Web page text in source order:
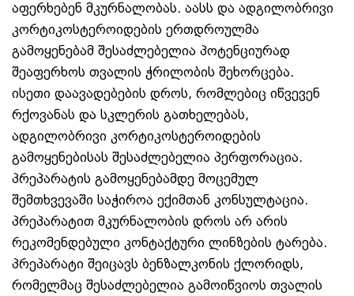
აფერხებენ მკურნალობას. აასს და ადგილობრივი
კორტიკოსტეროიდების ერთდროულმა
გამოყენებამ შესაძლებელია პოტენციურად
შეაფერხოს თვალის ჭრილობის შეხორცება.
ისეთი დაავადებების დროს, რომლებიც იწვევენ
რქოვანას და სკლერის გათხელებას,
ადგილობრივი კორტიკოსტეროიდების
გამოყენებისას შესაძლებელია პერფორაცია.
პრეპარატის გამოყენებამდე მოცემულ
შემთხვევაში საჭიროა ექიმთან კონსულტაცია.
პრეპარატით მკურნალობის დროს არ არის
რეკომენდებული კონტაქტური ლინზების ტარება.
პრეპარატი შეიცავს ბენზალკონის ქლორიდს,
რომელმაც შესაძლებელია გამოიწვიოს თვალის